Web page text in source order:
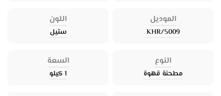
الموديل
KHR/5009
اللون
ستيل
النوع
مطحنة قهوة
السعة
1 كيلو